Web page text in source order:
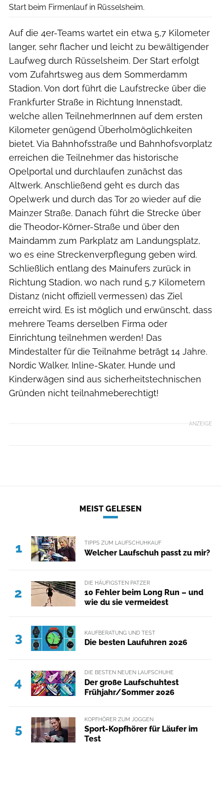
Start beim Firmenlauf in Rüsselsheim.
Auf die 4er-Teams wartet ein etwa 5,7 Kilometer
langer, sehr flacher und leicht zu bewältigender
Laufweg durch Rüsselsheim. Der Start erfolgt
vom Zufahrtsweg aus dem Sommerdamm
Stadion. Von dort führt die Laufstrecke über die
Frankfurter Straße in Richtung Innenstadt,
welche allen TeilnehmerInnen auf dem ersten
Kilometer genügend Überholmöglichkeiten
bietet. Via Bahnhofsstraße und Bahnhofsvorplatz
erreichen die Teilnehmer das historische
Opelportal und durchlaufen zunächst das
Altwerk. Anschließend geht es durch das
Opelwerk und durch das Tor 20 wieder auf die
Mainzer Straße. Danach führt die Strecke über
die Theodor-Körner-Straße und über den
Maindamm zum Parkplatz am Landungsplatz,
wo es eine Streckenverpflegung geben wird.
Schließlich entlang des Mainufers zurück in
Richtung Stadion, wo nach rund 5,7 Kilometern
Distanz (nicht offiziell vermessen) das Ziel
erreicht wird. Es ist möglich und erwünscht, dass
mehrere Teams derselben Firma oder
Einrichtung teilnehmen werden! Das
Mindestalter für die Teilnahme beträgt 14 Jahre.
Nordic Walker, Inline-Skater, Hunde und
Kinderwägen sind aus sicherheitstechnischen
Gründen nicht teilnahmeberechtigt!
ANZEIGE
MEIST GELESEN
1 TIPPS ZUM LAUFSCHUHKAUF
Welcher Laufschuh passt zu mir?
2
DIE HÄUFIGSTEN PATZER
10 Fehler beim Long Run – und
wie du sie vermeidest
3 KAUFBERATUNG UND TEST
Die besten Laufuhren 2026
4
DIE BESTEN NEUEN LAUFSCHUHE
Der große Laufschuhtest
Frühjahr/Sommer 2026
5
KOPFHÖRER ZUM JOGGEN
Sport-Kopfhörer für Läufer im
Test